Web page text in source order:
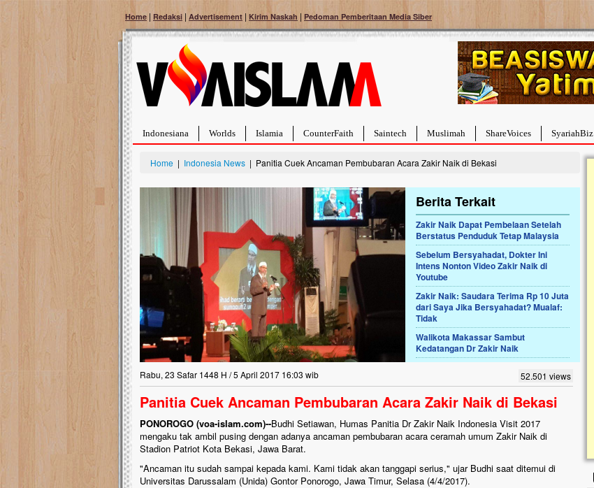
Home | Redaksi | Advertisement | Kirim Naskah | Pedoman Pemberitaan Media Siber
Indonesiana Worlds Islamia CounterFaith Saintech Muslimah ShareVoices SyariahBiz
Home | Indonesia News | Panitia Cuek Ancaman Pembubaran Acara Zakir Naik di Bekasi
Berita Terkait
Zakir Naik Dapat Pembelaan Setelah
Berstatus Penduduk Tetap Malaysia
Sebelum Bersyahadat, Dokter Ini
Intens Nonton Video Zakir Naik di
Youtube
Zakir Naik: Saudara Terima Rp 10 Juta
dari Saya Jika Bersyahadat? Mualaf:
Tidak
Walikota Makassar Sambut
Kedatangan Dr Zakir Naik
Rabu, 23 Safar 1448 H / 5 April 2017 16:03 wib 52.501 views
Panitia Cuek Ancaman Pembubaran Acara Zakir Naik di Bekasi
PONOROGO (voa-islam.com)--Budhi Setiawan, Humas Panitia Dr Zakir Naik Indonesia Visit 2017
mengaku tak ambil pusing dengan adanya ancaman pembubaran acara ceramah umum Zakir Naik di
Stadion Patriot Kota Bekasi, Jawa Barat.
"Ancaman itu sudah sampai kepada kami. Kami tidak akan tanggapi serius," ujar Budhi saat ditemui di
Universitas Darussalam (Unida) Gontor Ponorogo, Jawa Timur, Selasa (4/4/2017).
Bantu Naura, Balita Hebat Sembuh Dari
Tumor Pembuluh Darah
Hidup Naura Salsabila dipenuhi dengan
rintangan yang sangat berat. Meskipun baru
berusia sepuluh bulan, bayi yang imut ini harus
menghadapi penyakit yang dahsyat, yaitu tumor
pembuluh darah berukuran...
Lima Tahun Mangkrak, Masjid di
Pelosok ini Mengenaskan. Ayo Bantu.!!
Nasib masjid di Kampung Cilumbu ini sungguh
mengenaskan. Lima tahun mangkrak, kini nyaris
berlumut, dan menghitam terpapar panas dan